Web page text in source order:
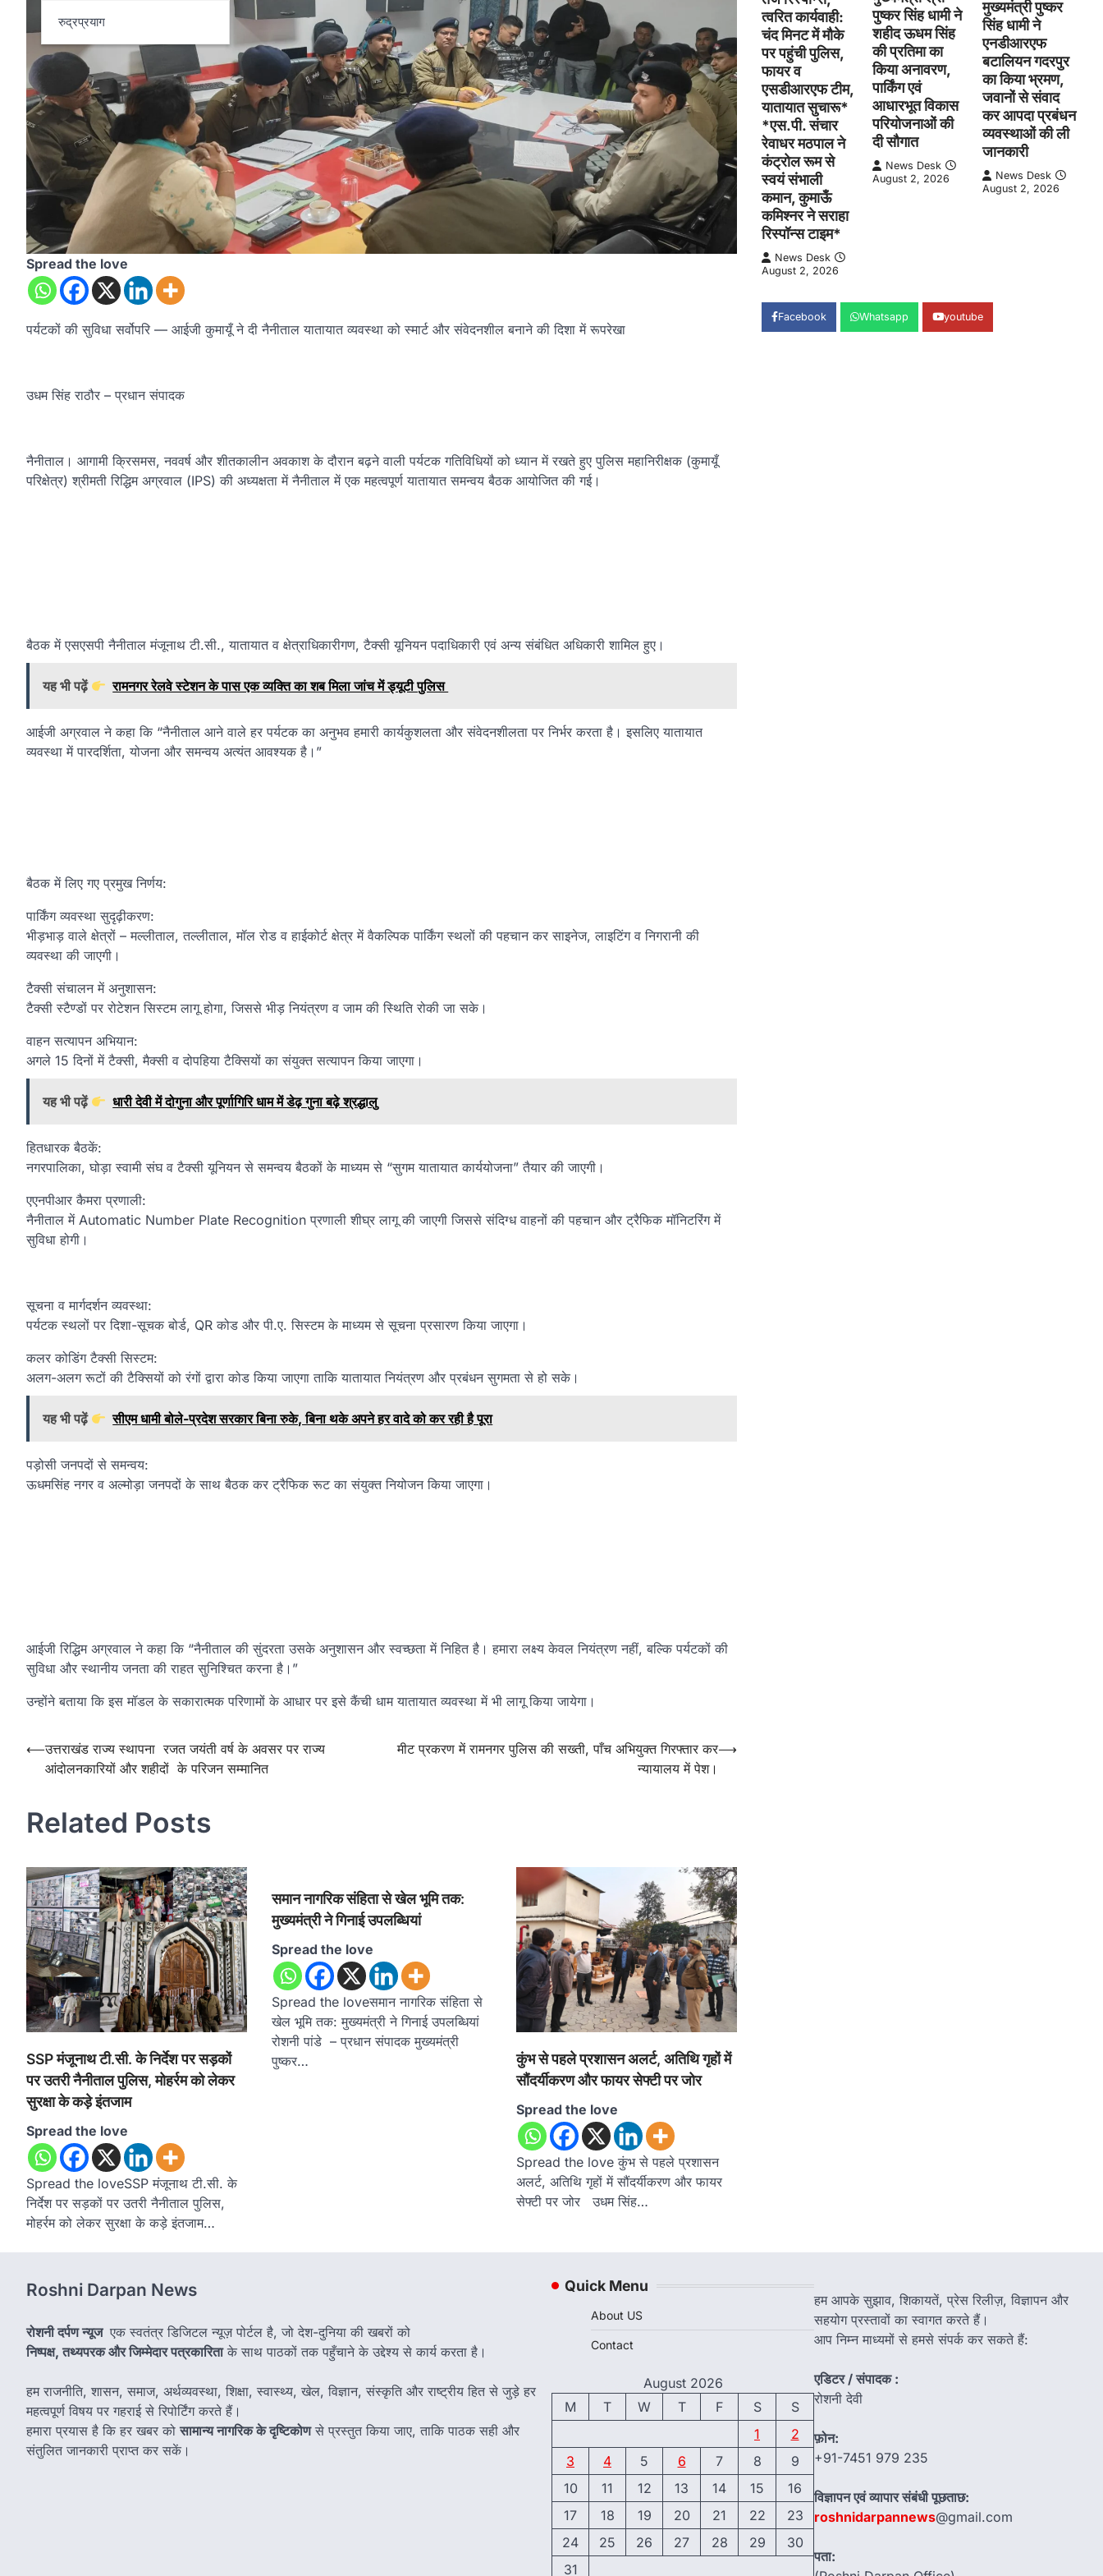
रुद्रप्रयाग
Spread the love
पर्यटकों की सुविधा सर्वोपरि — आईजी कुमायूँ ने दी नैनीताल यातायात व्यवस्था को स्मार्ट और संवेदनशील बनाने की दिशा में रूपरेखा
उधम सिंह राठौर – प्रधान संपादक
नैनीताल। आगामी क्रिसमस, नववर्ष और शीतकालीन अवकाश के दौरान बढ़ने वाली पर्यटक गतिविधियों को ध्यान में रखते हुए पुलिस महानिरीक्षक (कुमायूँ
परिक्षेत्र) श्रीमती रिद्धिम अग्रवाल (IPS) की अध्यक्षता में नैनीताल में एक महत्वपूर्ण यातायात समन्वय बैठक आयोजित की गई।
बैठक में एसएसपी नैनीताल मंजूनाथ टी.सी., यातायात व क्षेत्राधिकारीगण, टैक्सी यूनियन पदाधिकारी एवं अन्य संबंधित अधिकारी शामिल हुए।
यह भी पढ़ें रामनगर रेलवे स्टेशन के पास एक व्यक्ति का शब मिला जांच में ड्यूटी पुलिस
आईजी अग्रवाल ने कहा कि “नैनीताल आने वाले हर पर्यटक का अनुभव हमारी कार्यकुशलता और संवेदनशीलता पर निर्भर करता है। इसलिए यातायात
व्यवस्था में पारदर्शिता, योजना और समन्वय अत्यंत आवश्यक है।”
बैठक में लिए गए प्रमुख निर्णय:
पार्किंग व्यवस्था सुदृढ़ीकरण:
भीड़भाड़ वाले क्षेत्रों – मल्लीताल, तल्लीताल, मॉल रोड व हाईकोर्ट क्षेत्र में वैकल्पिक पार्किंग स्थलों की पहचान कर साइनेज, लाइटिंग व निगरानी की
व्यवस्था की जाएगी।
टैक्सी संचालन में अनुशासन:
टैक्सी स्टैण्डों पर रोटेशन सिस्टम लागू होगा, जिससे भीड़ नियंत्रण व जाम की स्थिति रोकी जा सके।
वाहन सत्यापन अभियान:
अगले 15 दिनों में टैक्सी, मैक्सी व दोपहिया टैक्सियों का संयुक्त सत्यापन किया जाएगा।
यह भी पढ़ें धारी देवी में दोगुना और पूर्णागिरि धाम में डेढ़ गुना बढ़े श्रद्धालु
हितधारक बैठकें:
नगरपालिका, घोड़ा स्वामी संघ व टैक्सी यूनियन से समन्वय बैठकों के माध्यम से “सुगम यातायात कार्ययोजना” तैयार की जाएगी।
एएनपीआर कैमरा प्रणाली:
नैनीताल में Automatic Number Plate Recognition प्रणाली शीघ्र लागू की जाएगी जिससे संदिग्ध वाहनों की पहचान और ट्रैफिक मॉनिटरिंग में
सुविधा होगी।
सूचना व मार्गदर्शन व्यवस्था:
पर्यटक स्थलों पर दिशा-सूचक बोर्ड, QR कोड और पी.ए. सिस्टम के माध्यम से सूचना प्रसारण किया जाएगा।
कलर कोडिंग टैक्सी सिस्टम:
अलग-अलग रूटों की टैक्सियों को रंगों द्वारा कोड किया जाएगा ताकि यातायात नियंत्रण और प्रबंधन सुगमता से हो सके।
यह भी पढ़ें सीएम धामी बोले-प्रदेश सरकार बिना रुके, बिना थके अपने हर वादे को कर रही है पूरा
पड़ोसी जनपदों से समन्वय:
ऊधमसिंह नगर व अल्मोड़ा जनपदों के साथ बैठक कर ट्रैफिक रूट का संयुक्त नियोजन किया जाएगा।
आईजी रिद्धिम अग्रवाल ने कहा कि “नैनीताल की सुंदरता उसके अनुशासन और स्वच्छता में निहित है। हमारा लक्ष्य केवल नियंत्रण नहीं, बल्कि पर्यटकों की
सुविधा और स्थानीय जनता की राहत सुनिश्चित करना है।”
उन्होंने बताया कि इस मॉडल के सकारात्मक परिणामों के आधार पर इसे कैंची धाम यातायात व्यवस्था में भी लागू किया जायेगा।
Post
navigation
⟵उत्तराखंड राज्य स्थापना रजत जयंती वर्ष के अवसर पर राज्य
आंदोलनकारियों और शहीदों के परिजन सम्मानित
मीट प्रकरण में रामनगर पुलिस की सख्ती, पाँच अभियुक्त गिरफ्तार कर
न्यायालय में पेश।
⟶
Related Posts
SSP मंजूनाथ टी.सी. के निर्देश पर सड़कों
पर उतरी नैनीताल पुलिस, मोहर्रम को लेकर
सुरक्षा के कड़े इंतजाम
Spread the love
Spread the loveSSP मंजूनाथ टी.सी. के
निर्देश पर सड़कों पर उतरी नैनीताल पुलिस,
मोहर्रम को लेकर सुरक्षा के कड़े इंतजाम…
समान नागरिक संहिता से खेल भूमि तक:
मुख्यमंत्री ने गिनाई उपलब्धियां
Spread the love
Spread the loveसमान नागरिक संहिता से
खेल भूमि तक: मुख्यमंत्री ने गिनाई उपलब्धियां
रोशनी पांडे – प्रधान संपादक मुख्यमंत्री
पुष्कर…
कुंभ से पहले प्रशासन अलर्ट, अतिथि गृहों में
सौंदर्यीकरण और फायर सेफ्टी पर जोर
Spread the love
Spread the love कुंभ से पहले प्रशासन
अलर्ट, अतिथि गृहों में सौंदर्यीकरण और फायर
सेफ्टी पर जोर उधम सिंह…
त्वरित कार्यवाही:
चंद मिनट में मौके
पर पहुंची पुलिस,
फायर व
एसडीआरएफ टीम,
यातायात सुचारू*
*एस.पी. संचार
रेवाधर मठपाल ने
कंट्रोल रूम से
स्वयं संभाली
कमान, कुमाऊँ
कमिश्नर ने सराहा
रिस्पॉन्स टाइम*
News Desk
August 2, 2026
पुष्कर सिंह धामी ने
शहीद ऊधम सिंह
की प्रतिमा का
किया अनावरण,
पार्किंग एवं
आधारभूत विकास
परियोजनाओं की
दी सौगात
News Desk
August 2, 2026
मुख्यमंत्री पुष्कर
सिंह धामी ने
एनडीआरएफ
बटालियन गदरपुर
का किया भ्रमण,
जवानों से संवाद
कर आपदा प्रबंधन
व्यवस्थाओं की ली
जानकारी
News Desk
August 2, 2026
Facebook Whatsapp youtube
Roshni Darpan News
रोशनी दर्पण न्यूज एक स्वतंत्र डिजिटल न्यूज़ पोर्टल है, जो देश-दुनिया की खबरों को
निष्पक्ष, तथ्यपरक और जिम्मेदार पत्रकारिताके साथ पाठकों तक पहुँचाने के उद्देश्य से कार्य करता है।
हम राजनीति, शासन, समाज, अर्थव्यवस्था, शिक्षा, स्वास्थ्य, खेल, विज्ञान, संस्कृति और राष्ट्रीय हित से जुड़े हर
महत्वपूर्ण विषय पर गहराई से रिपोर्टिंग करते हैं।
हमारा प्रयास है कि हर खबर कोसामान्य नागरिक के दृष्टिकोणसे प्रस्तुत किया जाए, ताकि पाठक सही और
संतुलित जानकारी प्राप्त कर सकें।
Quick Menu
About US
Contact
August 2026
M
T W T F S
S
1
2
3
4 5 6 7 8
9
10
11 12 13 14 15
16
17
18 19 20 21 22
23
24
25 26 27 28 29
30
31
हम आपके सुझाव, शिकायतें, प्रेस रिलीज़, विज्ञापन और
सहयोग प्रस्तावों का स्वागत करते हैं।
आप निम्न माध्यमों से हमसे संपर्क कर सकते हैं:
एडिटर / संपादक :
रोशनी देवी
फ़ोन:
+91-7451 979 235
विज्ञापन एवं व्यापार संबंधी पूछताछ:
roshnidarpannews@gmail.com
पता: